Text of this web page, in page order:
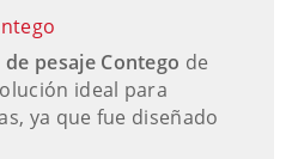
pesaje Contego de
ideal para
ya que fue diseñado